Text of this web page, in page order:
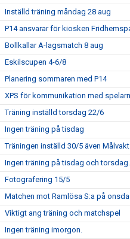
Inställd träning måndag 28 aug
P14 ansvarar för kiosken
Bollkallar A-lagsmatch 8 aug
Eskilscupen 4-6/8
Planering sommaren med P14
XPS för kommunikation med
Träning inställd torsdag 22/6
Ingen träning på tisdag
Träningen inställd 30/5 även
Ingen träning på tisdag och torsdag.
Fotografering 15/5
Matchen mot Ramlösa S:a på
Viktigt ang träning och matchspel
Ingen träning imorgon.